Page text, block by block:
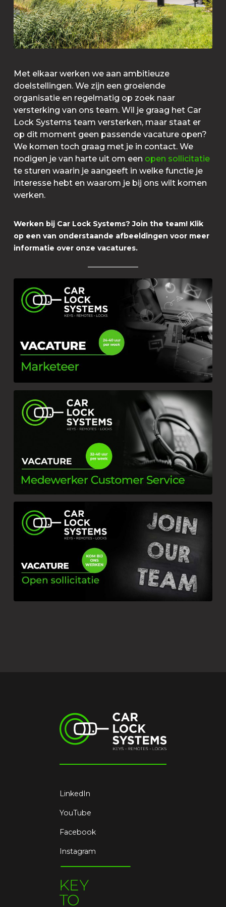
Met elkaar werken we aan ambitieuze
doelstellingen. We zijn een groeiende
organisatie en regelmatig op zoek naar
versterking van ons team. Wil je graag het Car
Lock Systems team versterken, maar staat er
op dit moment geen passende vacature open?
We komen toch graag met je in contact. We
nodigen je van harte uit om een open sollicitatie
te sturen waarin je aangeeft in welke functie je
interesse hebt en waarom je bij ons wilt komen
werken.
Werken bij Car Lock Systems? Join the team! Klik
op een van onderstaande afbeeldingen voor meer
informatie over onze vacatures.
LinkedIn
YouTube
Facebook
Instagram